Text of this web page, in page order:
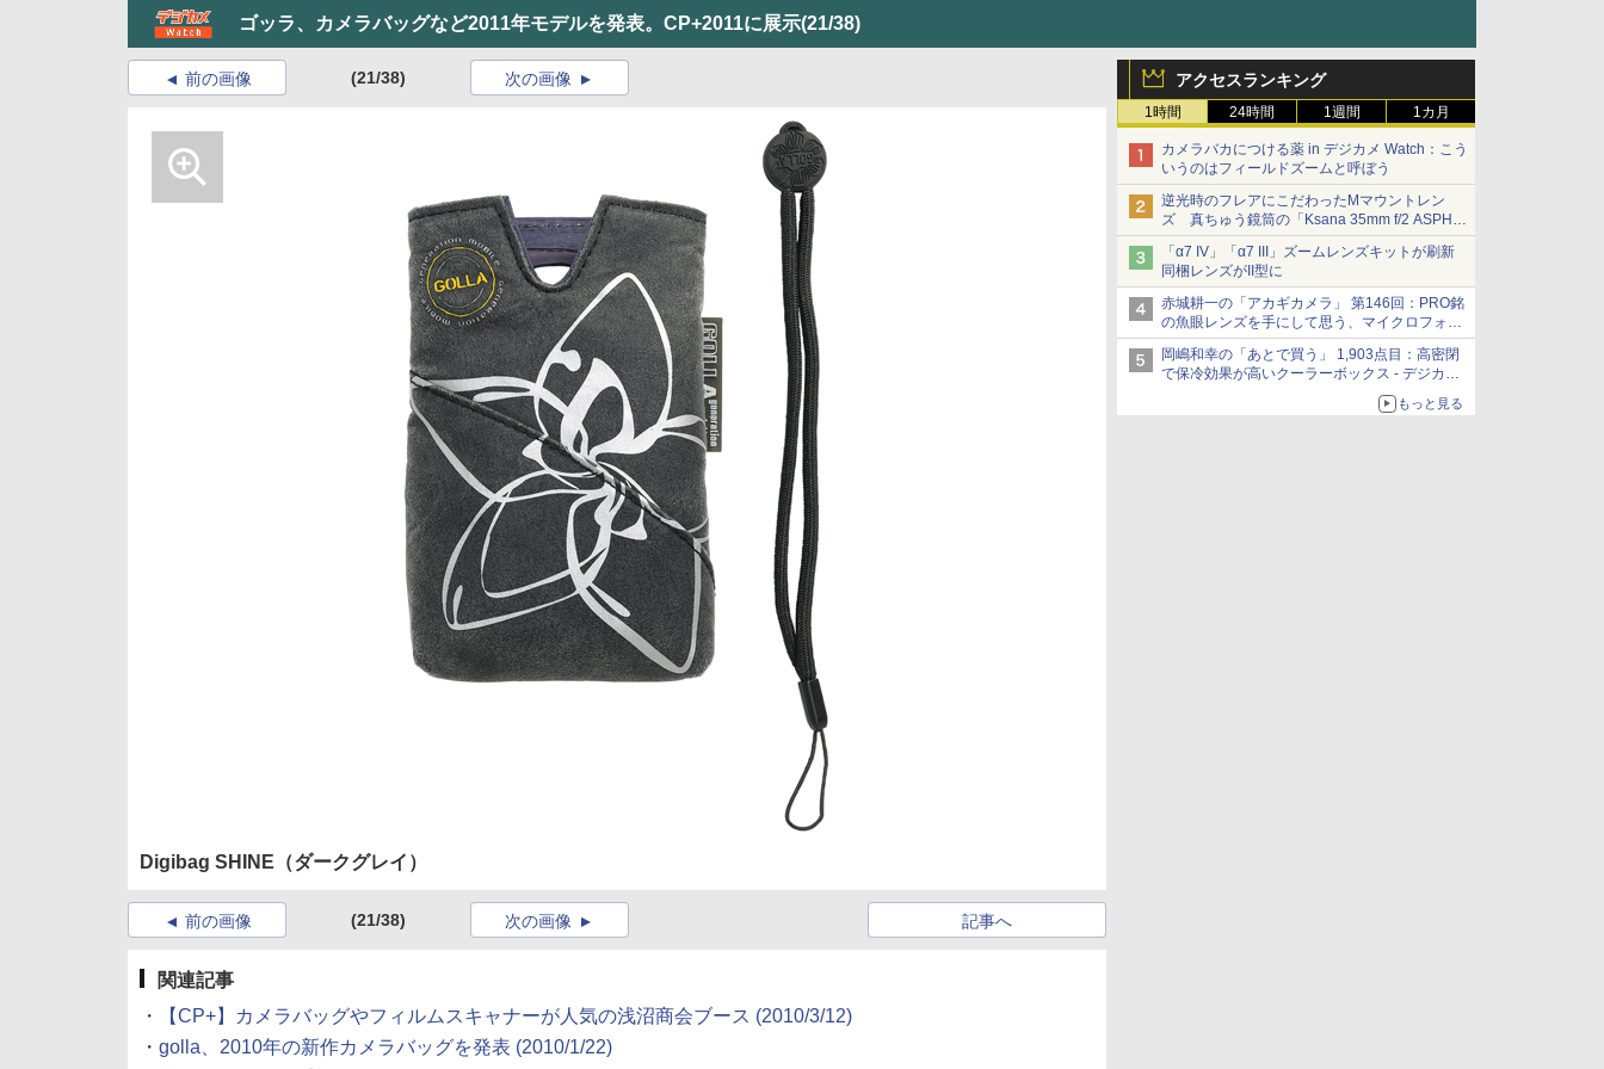
ゴッラ、カメラバッグなど2011年モデルを発表。CP+2011に展示(21/38)
アクセスランキング
1時間 24時間 1週間 1カ月
カメラバカにつける薬 in デジカメ Watch：こう
いうのはフィールドズームと呼ぼう
逆光時のフレアにこだわったMマウントレン
ズ 真ちゅう鏡筒の「Ksana 35mm f/2 ASPH.
シルバークローム」
「α7 IV」「α7 III」ズームレンズキットが刷新
同梱レンズがII型に
赤城耕一の「アカギカメラ」 第146回：PRO銘
の魚眼レンズを手にして思う、マイクロフォー
サーズへの期待と可能性
岡嶋和幸の「あとで買う」 1,903点目：高密閉
で保冷効果が高いクーラーボックス - デジカメ
もっと見る
前の画像 (21/38) 次の画像
Digibag SHINE（ダークグレイ）
前の画像 (21/38) 記事へ
次の画像
関連記事
・
【CP+】カメラバッグやフィルムスキャナーが人気の浅沼商会ブース (2010/3/12)
・ golla、2010年の新作カメラバッグを発表 (2010/1/22)